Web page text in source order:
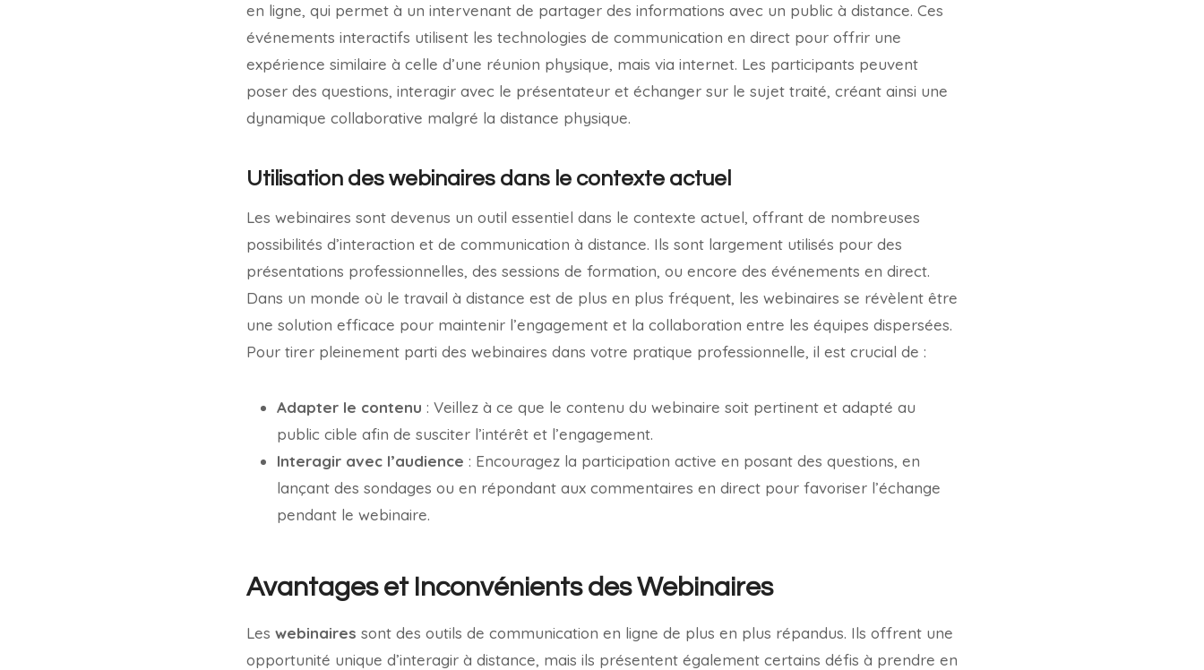
en ligne, qui permet à un intervenant de partager des informations avec un public à distance. Ces
événements interactifs utilisent les technologies de communication en direct pour offrir une
expérience similaire à celle d’une réunion physique, mais via internet. Les participants peuvent
poser des questions, interagir avec le présentateur et échanger sur le sujet traité, créant ainsi une
dynamique collaborative malgré la distance physique.
Utilisation des webinaires dans le contexte actuel
Les webinaires sont devenus un outil essentiel dans le contexte actuel, offrant de nombreuses
possibilités d’interaction et de communication à distance. Ils sont largement utilisés pour des
présentations professionnelles, des sessions de formation, ou encore des événements en direct.
Dans un monde où le travail à distance est de plus en plus fréquent, les webinaires se révèlent être
une solution efficace pour maintenir l’engagement et la collaboration entre les équipes dispersées.
Pour tirer pleinement parti des webinaires dans votre pratique professionnelle, il est crucial de :
Adapter le contenu : Veillez à ce que le contenu du webinaire soit pertinent et adapté au
public cible afin de susciter l’intérêt et l’engagement.
Interagir avec l’audience : Encouragez la participation active en posant des questions, en
lançant des sondages ou en répondant aux commentaires en direct pour favoriser l’échange
pendant le webinaire.
Avantages et Inconvénients des Webinaires
Les webinaires sont des outils de communication en ligne de plus en plus répandus. Ils offrent une
opportunité unique d’interagir à distance, mais ils présentent également certains défis à prendre en